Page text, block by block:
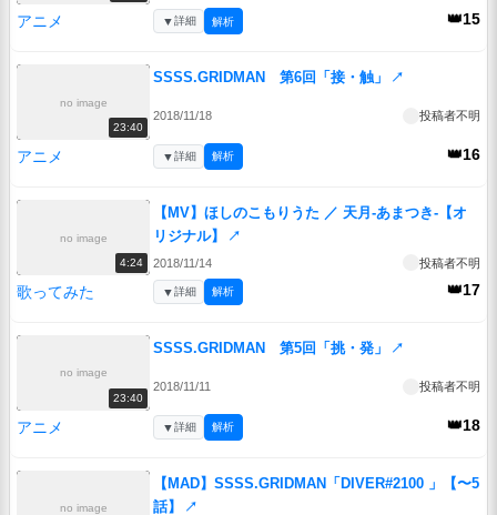
アニメ 👑15
▼詳細 解析
no image
23:40
SSSS.GRIDMAN 第6回「接・触」 ↗
2018/11/18 投稿者不明
アニメ 👑16
▼詳細 解析
no image
4:24
【MV】ほしのこもりうた ／ 天月-あまつき-【オ
リジナル】
↗
2018/11/14 投稿者不明
歌ってみた 👑17
▼詳細 解析
no image
23:40
SSSS.GRIDMAN 第5回「挑・発」 ↗
2018/11/11 投稿者不明
アニメ 👑18
▼詳細 解析
no image
【MAD】SSSS.GRIDMAN「DIVER#2100 」【〜5
話】
↗